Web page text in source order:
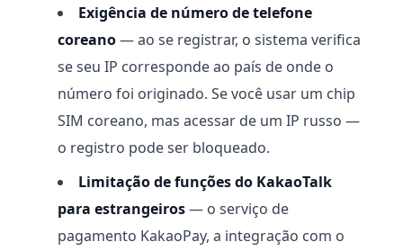
Exigência de número de telefone
coreano— ao se registrar, o sistema verifica
se seu IP corresponde ao país de onde o
número foi originado. Se você usar um chip
SIM coreano, mas acessar de um IP russo —
o registro pode ser bloqueado.
Limitação de funções do KakaoTalk
para estrangeiros— o serviço de
pagamento KakaoPay, a integração com o